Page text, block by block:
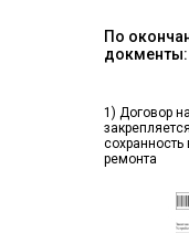
По
докменты:
1) Договор
ремонта